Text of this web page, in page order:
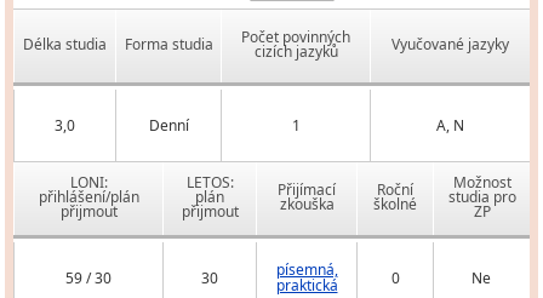
Délka studia Forma studia Počet povinných
cizích jazyků Vyučované jazyky
3,0 Denní 1 A, N
LONI:
přihlášení/plán
přijmout
LETOS:
plán
přijmout
Přijímací
zkouška
Roční
školné
Možnost
studia pro
ZP
59 / 30 30 písemná,
praktická 0 Ne